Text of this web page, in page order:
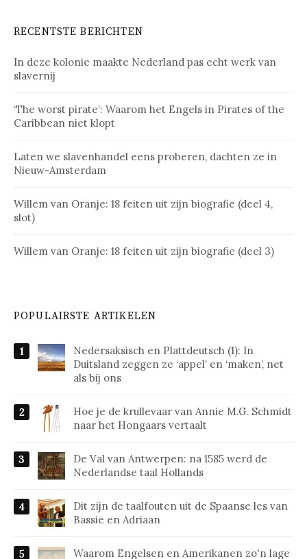
RECENTSTE BERICHTEN
In deze kolonie maakte Nederland pas echt werk van
slavernij
‘The worst pirate’: Waarom het Engels in Pirates of the
Caribbean niet klopt
Laten we slavenhandel eens proberen, dachten ze in
Nieuw-Amsterdam
Willem van Oranje: 18 feiten uit zijn biografie (deel 4,
slot)
Willem van Oranje: 18 feiten uit zijn biografie (deel 3)
POPULAIRSTE ARTIKELEN
Nedersaksisch en Plattdeutsch (1): In
Duitsland zeggen ze ‘appel’ en ‘maken’, net
als bij ons
Hoe je de krullevaar van Annie M.G. Schmidt
naar het Hongaars vertaalt
De Val van Antwerpen: na 1585 werd de
Nederlandse taal Hollands
Dit zijn de taalfouten uit de Spaanse les van
Bassie en Adriaan
Waarom Engelsen en Amerikanen zo'n lage